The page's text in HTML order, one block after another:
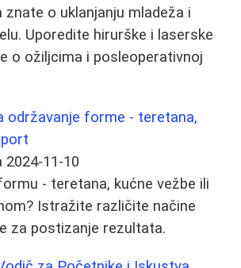
o uklanjanju mladeža i
Uporedite hirurške i laserske
o ožiljcima i posleoperativnoj
održavanje forme - teretana,
2024-11-10
- teretana, kućne vežbe ili
Istražite različite načine
za postizanje rezultata.